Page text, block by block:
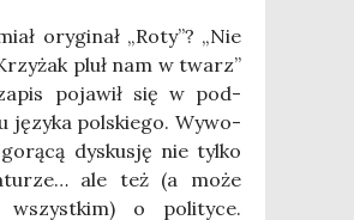
ory­gi­nał „Roty”? „Nie
pluł nam w twarz”
poja­wił się w pod­
języ­ka pol­skie­go. Wywo­
dys­ku­sję nie tyl­ko
ale też (a może
wszyst­kim) o poli­ty­ce.